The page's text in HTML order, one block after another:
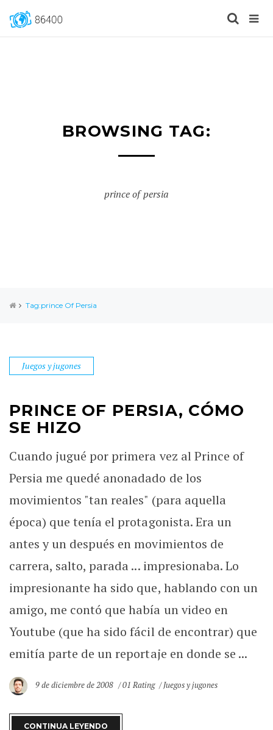
BROWSING TAG:
prince of persia
Tag:prince Of Persia
Juegos y jugones
PRINCE OF PERSIA, CÓMO
SE HIZO
Cuando jugué por primera vez al Prince of
Persia me quedé anonadado de los
movimientos "tan reales" (para aquella
época) que tenía el protagonista. Era un
antes y un después en movimientos de
carrera, salto, parada ... impresionaba. Lo
impresionante ha sido que, hablando con un
amigo, me contó que había un video en
Youtube (que ha sido fácil de encontrar) que
emitía parte de un reportaje en donde se ...
9 de diciembre de 2008 01 Rating Juegos y jugones
CONTINUA LEYENDO